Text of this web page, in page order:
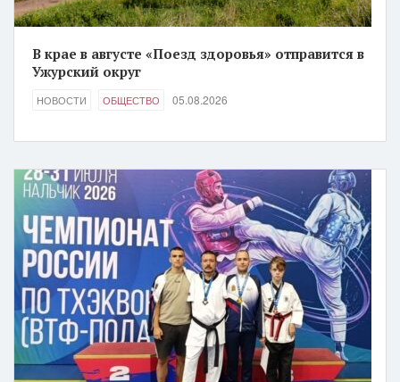
В крае в августе «Поезд здоровья» отправится в
Ужурский округ
НОВОСТИ ОБЩЕСТВО 05.08.2026